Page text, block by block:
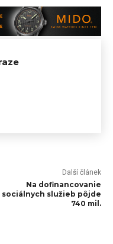
Další článek
Na dofinancovanie
sociálnych služieb pôjde
740 mil.